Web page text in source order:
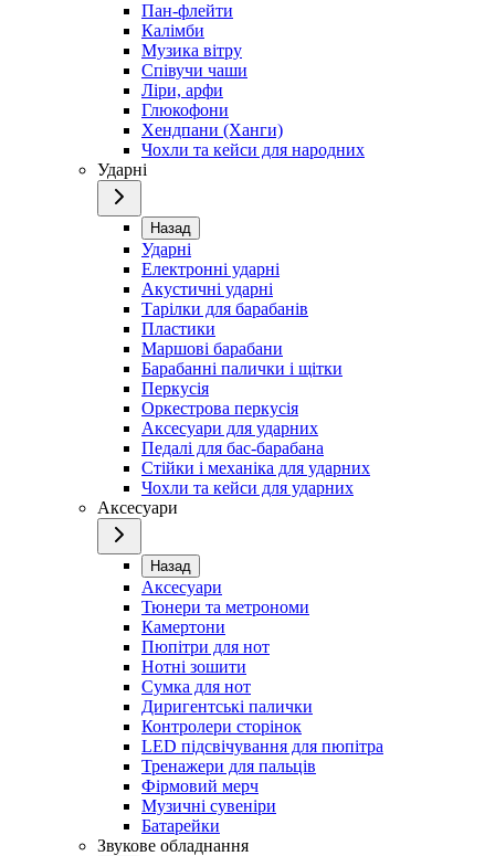
Пан-флейти
Калімби
Музика вітру
Співучи чаши
Ліри, арфи
Глюкофони
Хендпани (Ханги)
Чохли та кейси для народних
Ударні
Назад
Ударні
Електронні ударні
Акустичні ударні
Тарілки для барабанів
Пластики
Маршові барабани
Барабанні палички і щітки
Перкусія
Оркестрова перкусія
Аксесуари для ударних
Педалі для бас-барабана
Стійки і механіка для ударних
Чохли та кейси для ударних
Аксесуари
Назад
Аксесуари
Тюнери та метрономи
Камертони
Пюпітри для нот
Нотні зошити
Сумка для нот
Диригентські палички
Контролери сторінок
LED підсвічування для пюпітра
Тренажери для пальців
Фірмовий мерч
Музичні сувеніри
Батарейки
Звукове обладнання